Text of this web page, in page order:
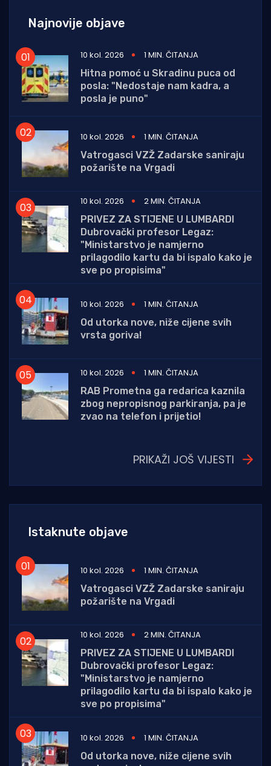
Najnovije objave
10 kol. 2026
1 MIN. ČITANJA
Hitna pomoć u Skradinu puca od
posla: "Nedostaje nam kadra, a
posla je puno"
10 kol. 2026
1 MIN. ČITANJA
Vatrogasci VZŽ Zadarske saniraju
požarište na Vrgadi
10 kol. 2026
2 MIN. ČITANJA
PRIVEZ ZA STIJENE U LUMBARDI
Dubrovački profesor Legaz:
"Ministarstvo je namjerno
prilagodilo kartu da bi ispalo kako je
sve po propisima"
10 kol. 2026
1 MIN. ČITANJA
Od utorka nove, niže cijene svih
vrsta goriva!
10 kol. 2026
1 MIN. ČITANJA
RAB Prometna ga redarica kaznila
zbog nepropisnog parkiranja, pa je
zvao na telefon i prijetio!
PRIKAŽI JOŠ VIJESTI
Istaknute objave
10 kol. 2026
1 MIN. ČITANJA
Vatrogasci VZŽ Zadarske saniraju
požarište na Vrgadi
10 kol. 2026
2 MIN. ČITANJA
PRIVEZ ZA STIJENE U LUMBARDI
Dubrovački profesor Legaz:
"Ministarstvo je namjerno
prilagodilo kartu da bi ispalo kako je
sve po propisima"
10 kol. 2026
1 MIN. ČITANJA
Od utorka nove, niže cijene svih